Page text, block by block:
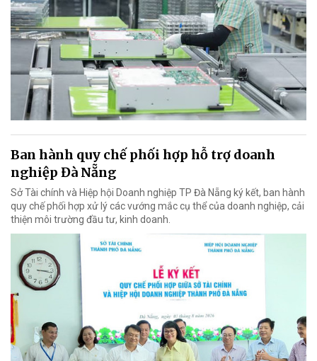
Ban hành quy chế phối hợp hỗ trợ doanh
nghiệp Đà Nẵng
Sở Tài chính và Hiệp hội Doanh nghiệp TP Đà Nẵng ký kết, ban hành
quy chế phối hợp xử lý các vướng mắc cụ thể của doanh nghiệp, cải
thiện môi trường đầu tư, kinh doanh.